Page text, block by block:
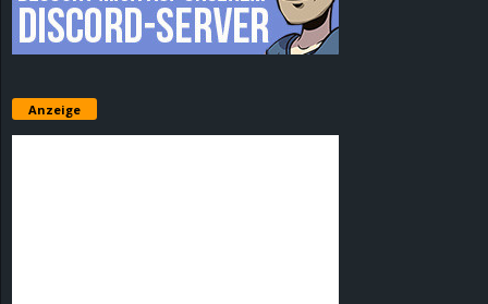
Anzeige